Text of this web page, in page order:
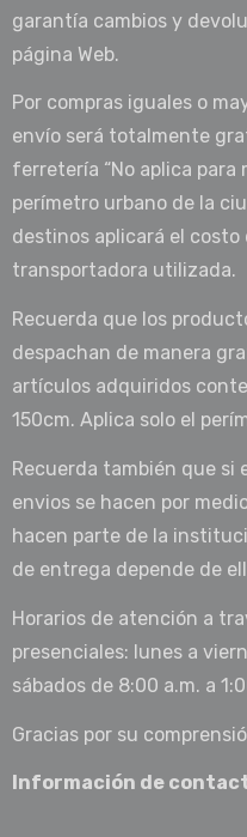
garantía cambios y
página Web.
Por compras iguales o
envío será totalmente
ferretería “No aplica para
perímetro urbano de la
destinos aplicará el costo
transportadora utilizada.
Recuerda que los
despachan de manera
artículos adquiridos
150cm. Aplica solo el
Recuerda también que si
envios se hacen por
hacen parte de la
de entrega depende de
Horarios de atención a
presenciales: lunes a
sábados de 8:00 a.m. a
Gracias por su
Información de